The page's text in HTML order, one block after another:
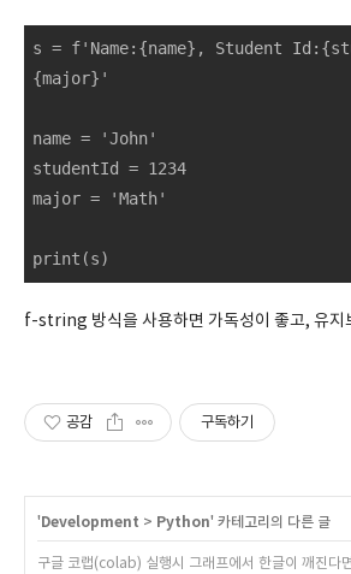
s = f'Name:{name}, Student
{major}'
name = 'John'
studentId = 1234
major = 'Math'
print(s)
f-string 방식을 사용하면 가독성이 좋고, 유지
공감 구독하기
' Development > Python' 카테고리의 다른 글
구글 코랩(colab) 실행시 그래프에서 한글이 깨진다